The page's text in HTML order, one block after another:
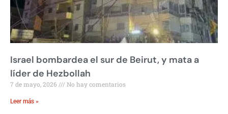
Israel bombardea el sur de Beirut, y mata a
líder de Hezbollah
7 de mayo, 2026 No hay comentarios
Leer más »